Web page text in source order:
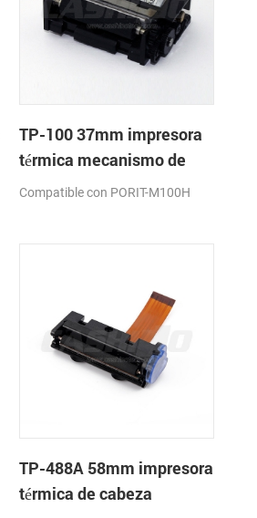
TP-100 37mm impresora
térmica mecanismo de
Compatible con PORIT-M100H
TP-488A 58mm impresora
térmica de cabeza